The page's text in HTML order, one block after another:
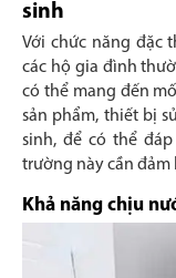
sinh
Với chức năng đặc
các hộ gia đình
có thể mang đến
sản phẩm, thiết bị
sinh, để có thể
trường này cần đảm
Khả năng chịu